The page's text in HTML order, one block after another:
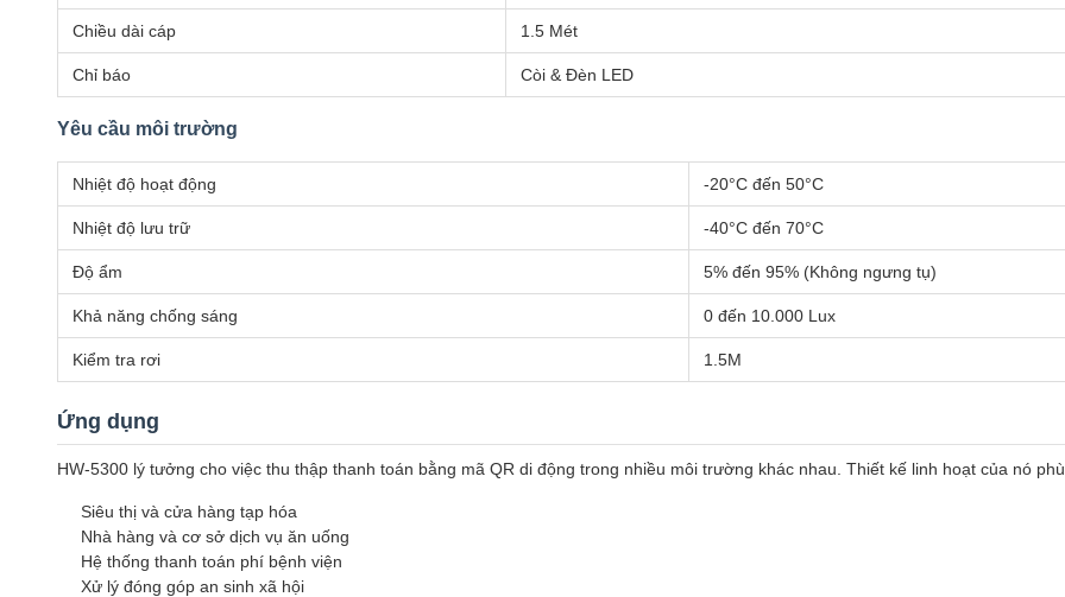
Chiều dài cáp 1.5 Mét
Chỉ báo Còi & Đèn LED
Yêu cầu môi trường
Nhiệt độ hoạt động -20°C đến 50°C
Nhiệt độ lưu trữ -40°C đến 70°C
Độ ẩm 5% đến 95% (Không ngưng tụ)
Khả năng chống sáng 0 đến 10.000 Lux
Kiểm tra rơi 1.5M
Ứng dụng
HW-5300 lý tưởng cho việc thu thập thanh toán bằng mã QR di động trong nhiều môi trường khác nhau. Thiết kế linh hoạt của nó
Siêu thị và cửa hàng tạp hóa
Nhà hàng và cơ sở dịch vụ ăn uống
Hệ thống thanh toán phí bệnh viện
Xử lý đóng góp an sinh xã hội